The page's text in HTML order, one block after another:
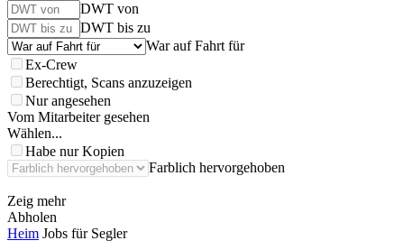
DWT von
DWT bis zu
War auf Fahrt für
Ex-Crew
Berechtigt, Scans anzuzeigen
Nur angesehen
Vom Mitarbeiter gesehen
Wählen...
Habe nur Kopien
Farblich hervorgehoben
Zeig mehr
Abholen
Heim Jobs für Segler